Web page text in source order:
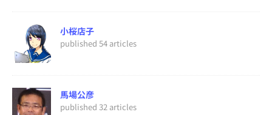
小桜店子
published 54 articles
馬場公彦
published 32 articles